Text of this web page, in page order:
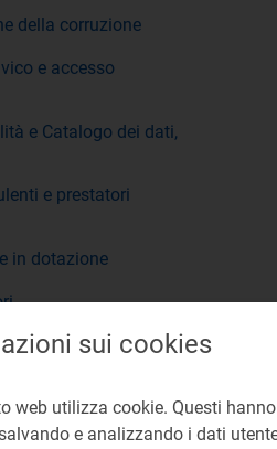
della corruzione
e accesso
e Catalogo dei dati,
e prestatori
in dotazione
sui cookies
web utilizza cookie. Questi
e analizzando i dati